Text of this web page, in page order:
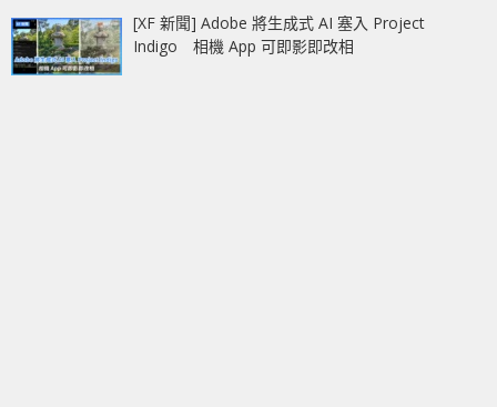
[XF 新聞] Adobe 將生成式 AI 塞入 Project
Indigo 相機 App 可即影即改相